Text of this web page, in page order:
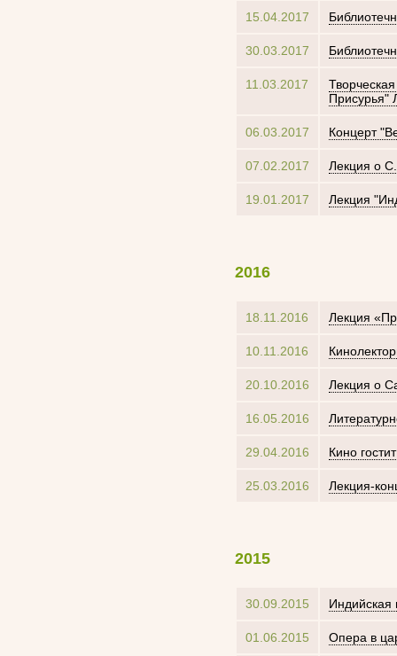
15.04.2017
30.03.2017
11.03.2017
Присурья"
06.03.2017 Концерт
07.02.2017 Лекция о
19.01.2017 Лекция
2016
18.11.2016 Лекция
10.11.2016
20.10.2016 Лекция о
16.05.2016
29.04.2016 Кино
25.03.2016 Лекция-
2015
30.09.2015
01.06.2015 Опера в